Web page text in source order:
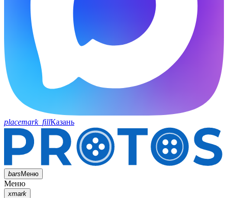
placemark_fillКазань
barsМеню
Меню
xmark